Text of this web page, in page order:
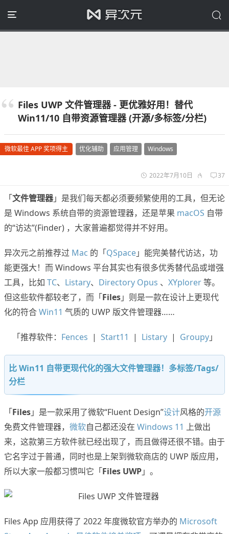
Files UWP 文件管理器 - 更优雅好用！替代
Win11/10 自带资源管理器 (开源/多标签/分栏)
微软最佳 APP 奖项得主 优化辅助 应用管理 Windows
2022年7月10日 37
「文件管理器」是我们每天都必须要频繁使用的工具，但无论
是 Windows 系统自带的资源管理器，还是苹果 macOS 自带
的“访达”(Finder) ，大家普遍都觉得并不好用。
异次元之前推荐过 Mac 的「QSpace」能完美替代访达，功
能更强大！而 Windows 平台其实也有很多优秀替代品或增强
工具，比如 TC、 Listary、 Directory Opus 、 XYplorer等。
但这些软件都较老了，而「Files」则是一款在设计上更现代
化的符合Win11 气质的 UWP 版文件管理器……
「推荐软件： Fences | Start11 | Listary| Groupy」
比 Win11 自带更现代化的强大文件管理器！多标签/Tags/
分栏
「Files」是一款采用了微软“Fluent Design”设计风格的开源
免费文件管理器， 微软自己都还没在 Windows 11 上做出
来，这款第三方软件就已经出现了，而且做得还很不错。由于
它名字过于普通，同时也是上架到微软商店的 UWP 版应用，
所以大家一般都习惯叫它「Files UWP」。
Files App 应用获得了 2022 年度微软官方举办的 Microsoft